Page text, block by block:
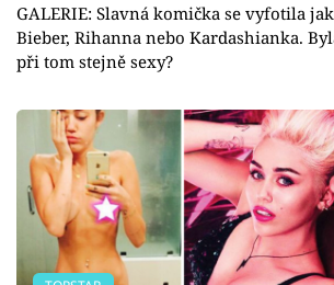
GALERIE: Slavná komička se vyfotila
Bieber, Rihanna nebo Kardashianka.
při tom stejně sexy?